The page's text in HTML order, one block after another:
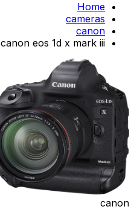
Home
cameras
canon
canon eos 1d x mark iii
canon